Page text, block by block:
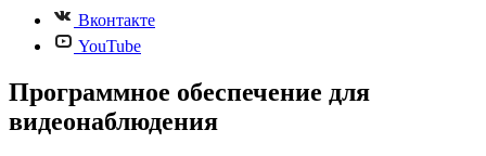
Вконтакте
YouTube
Программное обеспечение для
видеонаблюдения